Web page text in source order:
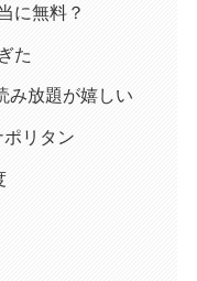
に無料？
た
み放題が嬉しい
リタン